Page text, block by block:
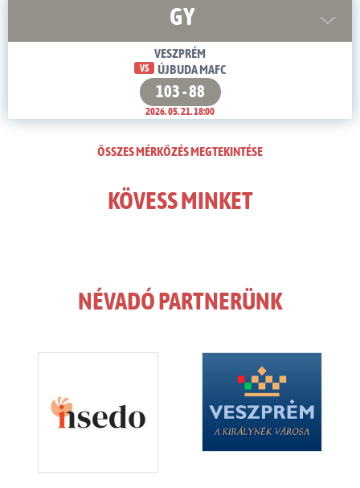
GY
VESZPRÉM
VS ÚJBUDA MAFC
103 - 88
2026. 05. 21. 18:00
ÖSSZES MÉRKŐZÉS MEGTEKINTÉSE
KÖVESS MINKET
NÉVADÓ PARTNERÜNK